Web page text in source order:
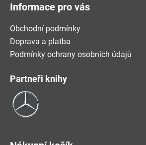
Informace pro vás
Obchodní podmínky
Doprava a platba
Podmínky ochrany osobních údajů
Partneři knihy